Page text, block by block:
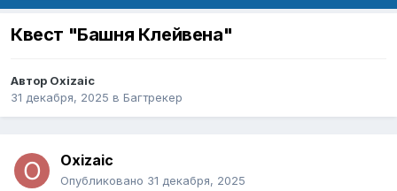
Квест "Башня Клейвена"
Автор Oxizaic
31 декабря, 2025 в Багтрекер
Oxizaic
Опубликовано 31 декабря, 2025